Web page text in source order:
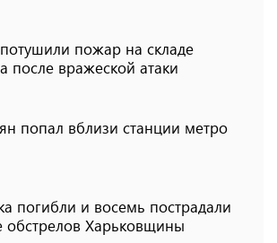
пожар на складе
после вражеской атаки
попал вблизи станции метро
погибли и восемь пострадали
обстрелов Харьковщины